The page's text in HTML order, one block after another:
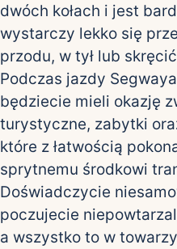
dwóch kołach i jest
wystarczy lekko się
przodu, w tył lub
Podczas jazdy
będziecie mieli okazję
turystyczne, zabytki
które z łatwością
sprytnemu środkowi
Doświadczycie
poczujecie
a wszystko to w